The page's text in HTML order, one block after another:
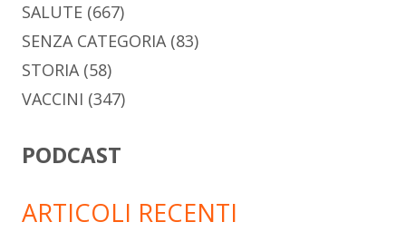
SALUTE (667)
SENZA CATEGORIA(83)
STORIA(58)
VACCINI (347)
PODCAST
ARTICOLI RECENTI